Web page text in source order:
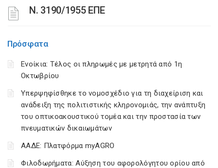
Ν. 3190/1955 ΕΠΕ
Πρόσφατα
Ενοίκια: Τέλος οι πληρωμές με μετρητά από 1η
Οκτωβρίου
Υπερψηφίσθηκε το νομοσχέδιο για τη διαχείριση και
ανάδειξη της πολιτιστικής κληρονομιάς, την ανάπτυξη
του οπτικοακουστικού τομέα και την προστασία των
πνευματικών δικαιωμάτων
ΑΑΔΕ: Πλατφόρμα myAGRO
Φιλοδωρήματα: Αύξηση του αφορολόγητου ορίου από